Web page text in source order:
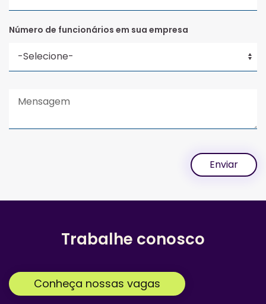
Número de funcionários em sua empresa
Enviar
Trabalhe conosco
Conheça nossas vagas